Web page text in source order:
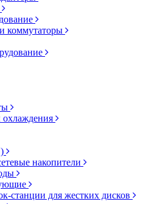
коммутаторы
накопители
станции для жестких дисков